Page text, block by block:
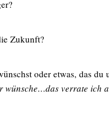
Zukunft?
oder etwas, das du
wünsche…das verrate ich